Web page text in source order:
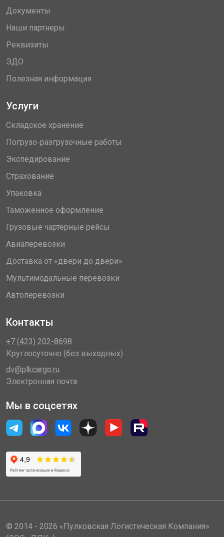
Документы
Наши партнеры
Реквизиты
ЭДО
Полезная информация
Услуги
Складское хранение
Погрузо-разгрузочные работы
Экспедирование
Страхование
Упаковка
Таможенное оформление
Грузовые чартерные рейсы
Авиаперевозки
Доставка от «двери до двери»
Мультимодальные перевозки
Автоперевозки
Контакты
+7 (423) 202-8698
Круглосуточно (без выходных)
dv@plkcargo.ru
Электронная почта
Мы в соцсетях
© 2014 - 2026 «Пулковская Логистическая Компания»